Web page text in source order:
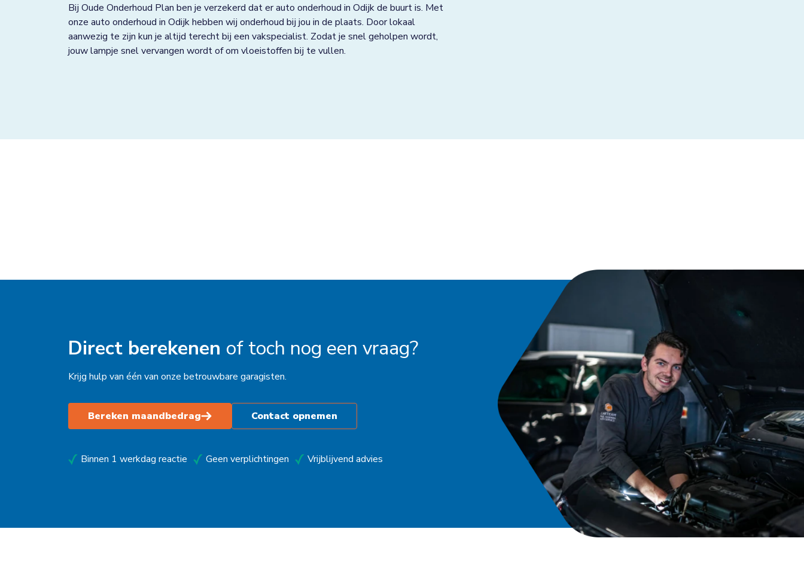
Franeker
Goor
Houten
Kolham
Leeuwarden
Maastricht
Makkum
Moordrecht
Nieuwleusen
Bij Oude Onderhoud Plan ben je verzekerd dat er auto onderhoud in Odijk de buurt is. Met
onze auto onderhoud in Odijk hebben wij onderhoud bij jou in de plaats. Door lokaal
aanwezig te zijn kun je altijd terecht bij een vakspecialist. Zodat je snel geholpen wordt,
jouw lampje snel vervangen wordt of om vloeistoffen bij te vullen.
Direct berekenen of toch nog een vraag?
Krijg hulp van één van onze betrouwbare garagisten.
Bereken maandbedrag Contact opnemen
Binnen 1 werkdag reactie Geen verplichtingen Vrijblijvend advies